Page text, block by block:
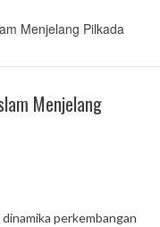
Menjelang Pilkada
Menjelang
perkembangan